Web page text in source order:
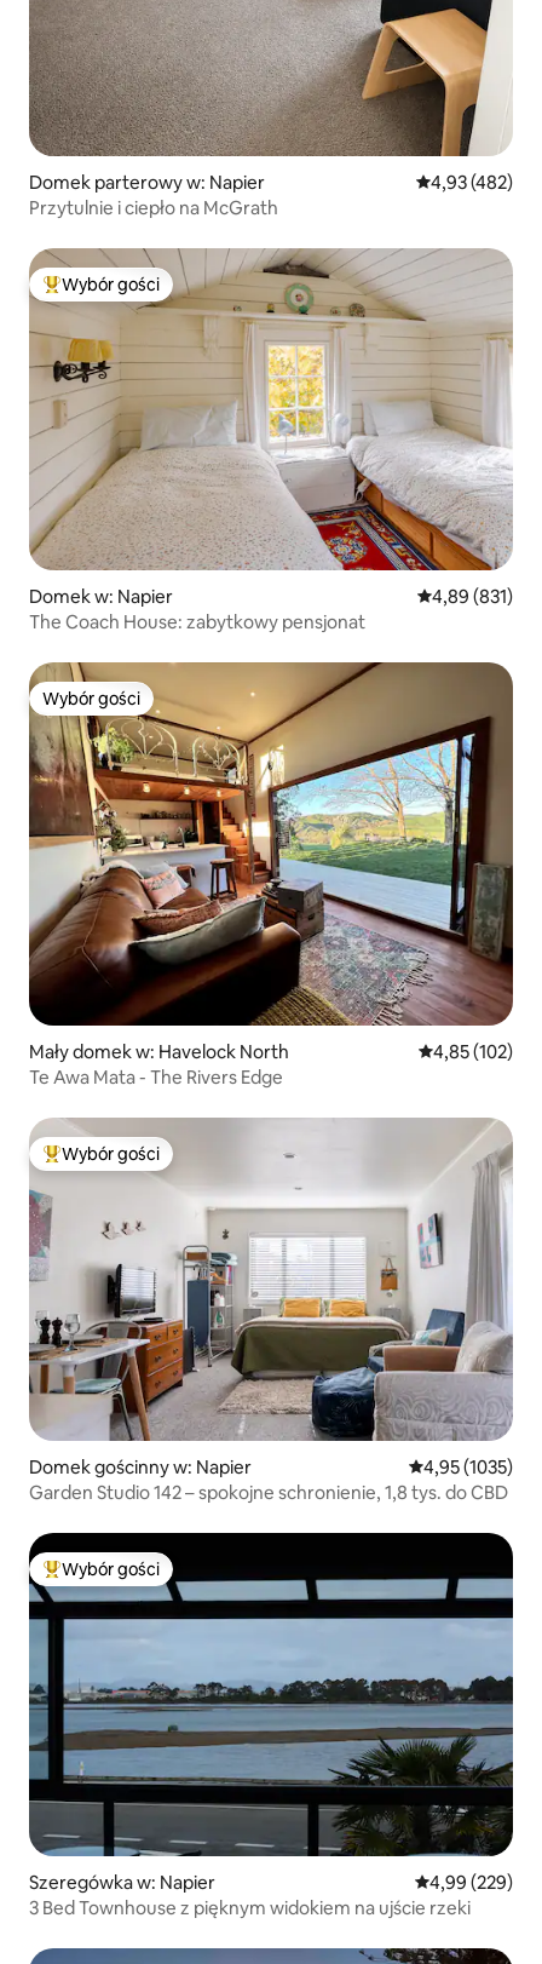
Domek parterowy w: Napier Średnia
4,93 (482)
Przytulnie i ciepło na McGrath
Najpopularniejsze z kategorii Wybór gości
Wybór gości
Domek w: Napier Średnia
4,89 (831)
The Coach House: zabytkowy pensjonat
Wybór gości
Wybór gości
Mały domek w: Havelock North Średnia
4,85 (102)
Te Awa Mata - The Rivers Edge
Najpopularniejsze z kategorii Wybór gości
Wybór gości
Domek gościnny w: Napier Średnia ocena:
4,95 (1035)
Garden Studio 142 – spokojne schronienie, 1,8 tys. do CBD
Najpopularniejsze z kategorii Wybór gości
Wybór gości
Szeregówka w: Napier Średnia
4,99 (229)
3 Bed Townhouse z pięknym widokiem na ujście rzeki